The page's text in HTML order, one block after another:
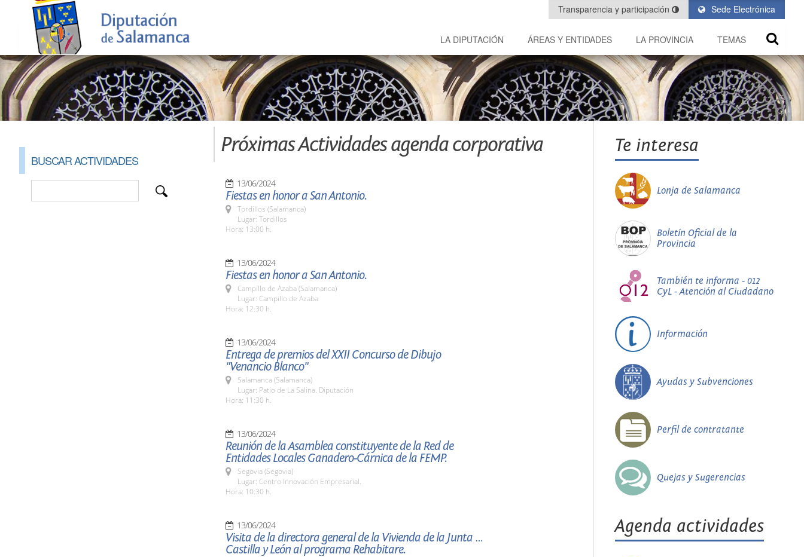
Sede Electrónica
Transparencia y participación
LA DIPUTACIÓN ÁREAS Y ENTIDADES LA PROVINCIA TEMAS
BUSCAR ACTIVIDADES
Próximas Actividades agenda corporativa
13/06/2024
Fiestas en honor a San Antonio.
Tordillos (Salamanca)
Lugar: Tordillos
Hora: 13:00 h.
13/06/2024
Fiestas en honor a San Antonio.
Campillo de Azaba (Salamanca)
Lugar: Campillo de Azaba
Hora: 12:30 h.
13/06/2024
Entrega de premios del XXII Concurso de Dibujo
"Venancio Blanco"
Salamanca (Salamanca)
Lugar: Patio de La Salina. Diputación
Hora: 11:30 h.
13/06/2024
Reunión de la Asamblea constituyente de la Red de
Entidades Locales Ganadero-Cárnica de la FEMP.
Segovia (Segovia)
Lugar: Centro Innovación Empresarial.
Hora: 10:30 h.
13/06/2024
Visita de la directora general de la Vivienda de la Junta de
Castilla y León al programa Rehabitare.
Te interesa
Lonja de Salamanca
Boletín Oficial de la
Provincia
También te informa - 012
CyL - Atención al Ciudadano
Información
Ayudas y Subvenciones
Perfil de contratante
Quejas y Sugerencias
Agenda actividades